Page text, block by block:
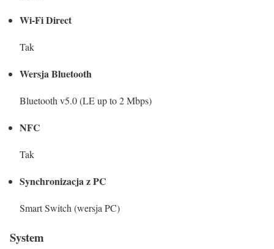
Wi-Fi Direct
Tak
Wersja Bluetooth
Bluetooth v5.0 (LE up to 2 Mbps)
NFC
Tak
Synchronizacja z PC
Smart Switch (wersja PC)
System